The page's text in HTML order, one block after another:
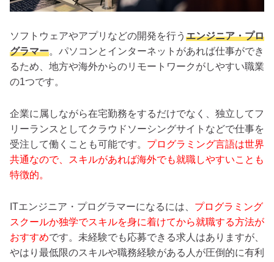
ソフトウェアやアプリなどの開発を行う エンジニア・プロ
グラマー。パソコンとインターネットがあれば仕事ができ
るため、地方や海外からのリモートワークがしやすい職業
の1つです。
企業に属しながら在宅勤務をするだけでなく、独立してフ
リーランスとしてクラウドソーシングサイトなどで仕事を
受注して働くことも可能です。 プログラミング言語は世界
共通なので、スキルがあれば海外でも就職しやすいことも
特徴的。
ITエンジニア・プログラマーになるには、 プログラミング
スクールか独学でスキルを身に着けてから就職する方法が
おすすめです。未経験でも応募できる求人はありますが、
やはり最低限のスキルや職務経験がある人が圧倒的に有利